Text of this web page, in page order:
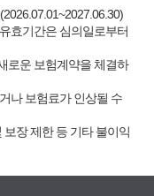
효기간은 심의일로부터
로운 보험계약을 체결하
나 보험료가 인상될 수
장 제한 등 기타 불이익